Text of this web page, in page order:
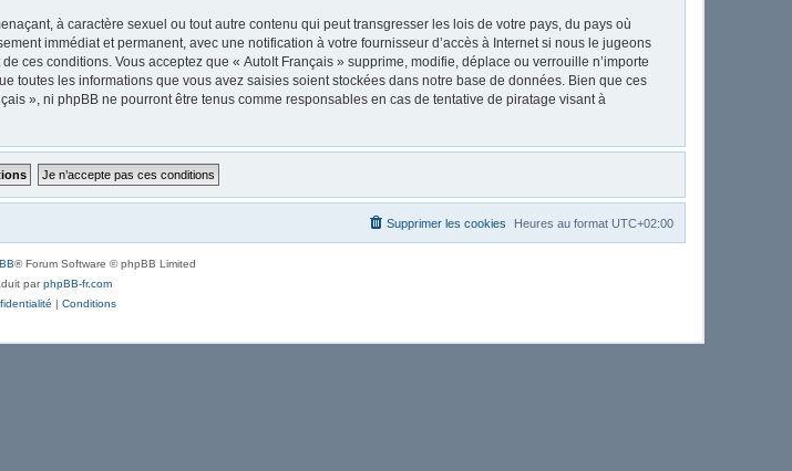
à caractère sexuel ou tout autre contenu qui peut transgresser les lois de votre pays, du pays où
immédiat et permanent, avec une notification à votre fournisseur d’accès à Internet si nous le jugeons
ces conditions. Vous acceptez que « AutoIt Français » supprime, modifie, déplace ou verrouille n’importe
toutes les informations que vous avez saisies soient stockées dans notre base de données. Bien que ces
», ni phpBB ne pourront être tenus comme responsables en cas de tentative de piratage visant à
Heures au format UTC+02:00
Supprimer les cookies
® Forum Software © phpBB Limited
parphpBB-fr.com
| Conditions